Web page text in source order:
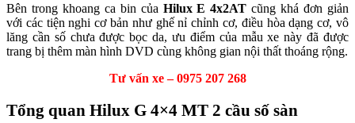
Bên trong khoang ca bin của Hilux E 4x2ATcũng khá đơn giản
với các tiện nghi cơ bản như ghế nỉ chỉnh cơ, điều hòa dạng cơ, vô
lăng cần số chưa được bọc da, ưu điểm của mẫu xe này đã được
trang bị thêm màn hình DVD cùng không gian nội thất thoáng rộng.
Tư vấn xe – 0975 207 268
Tổng quan Hilux G 4×4 MT 2 cầu số sàn